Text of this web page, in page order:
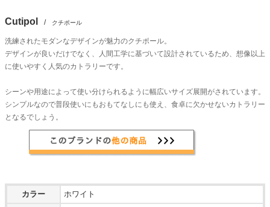
Cutipol / クチポール
洗練されたモダンなデザインが魅力のクチポール。
デザインが良いだけでなく、人間工学に基づいて設計されているため、想像以上
に使いやすく人気のカトラリーです。
シーンや用途によって使い分けられるように幅広いサイズ展開がされています。
シンプルなので普段使いにもおもてなしにも使え、食卓に欠かせないカトラリー
となるでしょう。
カラー
ホワイト